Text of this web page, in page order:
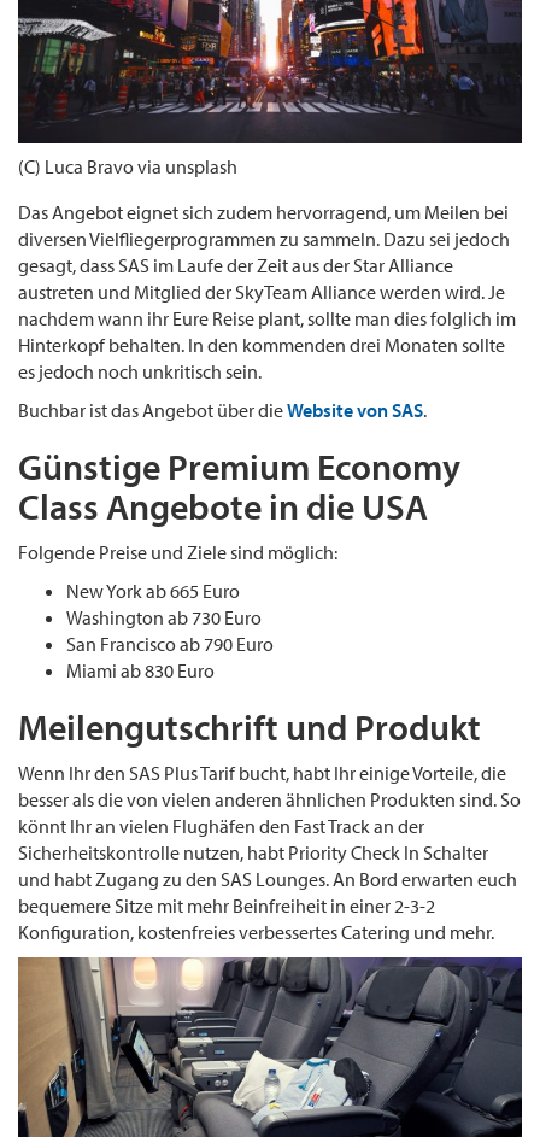
(C) Luca Bravo via unsplash
Das Angebot eignet sich zudem hervorragend, um Meilen bei
diversen Vielfliegerprogrammen zu sammeln. Dazu sei jedoch
gesagt, dass SAS im Laufe der Zeit aus der Star Alliance
austreten und Mitglied der SkyTeam Alliance werden wird. Je
nachdem wann ihr Eure Reise plant, sollte man dies folglich im
Hinterkopf behalten. In den kommenden drei Monaten sollte
es jedoch noch unkritisch sein.
Buchbar ist das Angebot über dieWebsite von SAS.
Günstige Premium Economy
Class Angebote in die USA
Folgende Preise und Ziele sind möglich:
New York ab 665 Euro
Washington ab 730 Euro
San Francisco ab 790 Euro
Miami ab 830 Euro
Meilengutschrift und Produkt
Wenn Ihr den SAS Plus Tarif bucht, habt Ihr einige Vorteile, die
besser als die von vielen anderen ähnlichen Produkten sind. So
könnt Ihr an vielen Flughäfen den Fast Track an der
Sicherheitskontrolle nutzen, habt Priority Check In Schalter
und habt Zugang zu den SAS Lounges. An Bord erwarten euch
bequemere Sitze mit mehr Beinfreiheit in einer 2-3-2
Konfiguration, kostenfreies verbessertes Catering und mehr.